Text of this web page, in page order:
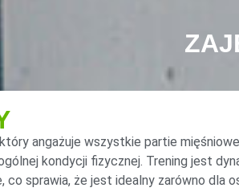
angażuje wszystkie partie
kondycji fizycznej. Trening jest
co sprawia, że jest idealny zarówno dla